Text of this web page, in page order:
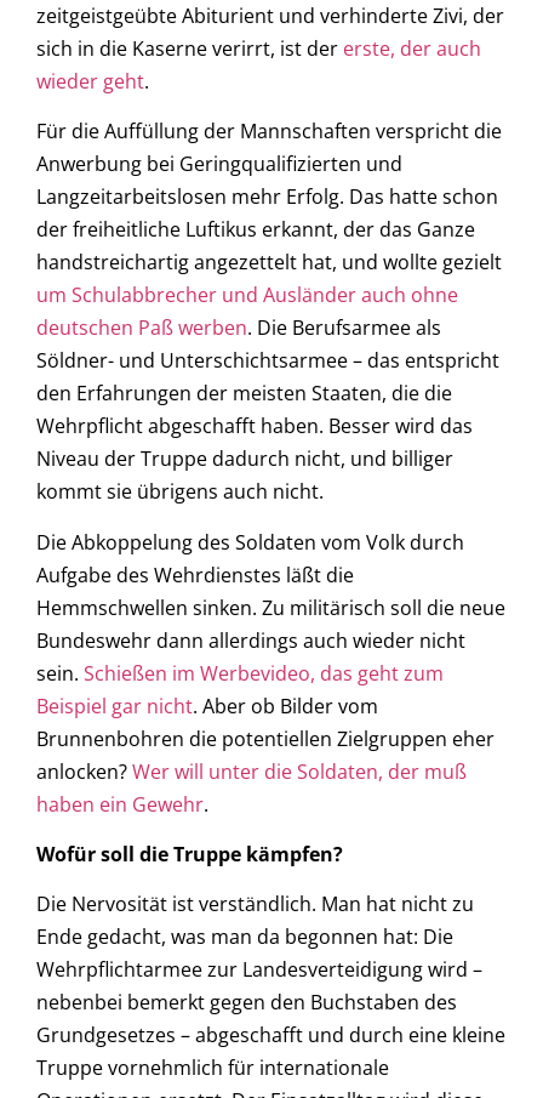
zeitgeistgeübte Abiturient und verhinderte Zivi, der
sich in die Kaserne verirrt, ist der erste, der auch
wieder geht.
Für die Auffüllung der Mannschaften verspricht die
Anwerbung bei Geringqualifizierten und
Langzeitarbeitslosen mehr Erfolg. Das hatte schon
der freiheitliche Luftikus erkannt, der das Ganze
handstreichartig angezettelt hat, und wollte gezielt
um Schulabbrecher und Ausländer auch ohne
deutschen Paß werben. Die Berufsarmee als
Söldner- und Unterschichtsarmee – das entspricht
den Erfahrungen der meisten Staaten, die die
Wehrpflicht abgeschafft haben. Besser wird das
Niveau der Truppe dadurch nicht, und billiger
kommt sie übrigens auch nicht.
Die Abkoppelung des Soldaten vom Volk durch
Aufgabe des Wehrdienstes läßt die
Hemmschwellen sinken. Zu militärisch soll die neue
Bundeswehr dann allerdings auch wieder nicht
sein. Schießen im Werbevideo, das geht zum
Beispiel gar nicht. Aber ob Bilder vom
Brunnenbohren die potentiellen Zielgruppen eher
anlocken?Wer will unter die Soldaten, der muß
haben ein Gewehr.
Wofür soll die Truppe kämpfen?
Die Nervosität ist verständlich. Man hat nicht zu
Ende gedacht, was man da begonnen hat: Die
Wehrpflichtarmee zur Landesverteidigung wird –
nebenbei bemerkt gegen den Buchstaben des
Grundgesetzes – abgeschafft und durch eine kleine
Truppe vornehmlich für internationale